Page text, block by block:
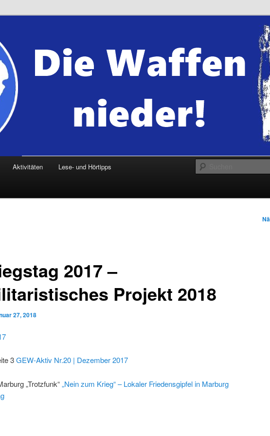
Aktivitäten Lese- und Hörtipps
2017 –
Projekt 2018
27, 2018
3GEW-Aktiv Nr.20 | Dezember 2017
„Trotzfunk“„Nein zum Krieg“ – Lokaler Friedensgipfel in Marburg